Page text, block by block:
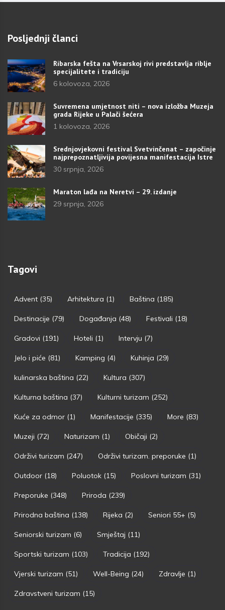
Posljednji članci
Ribarska fešta na Vrsarskoj rivi predstavlja riblje
specijalitete i tradiciju
6 kolovoza, 2026
Suvremena umjetnost niti – nova izložba Muzeja
grada Rijeke u Palači šećera
1 kolovoza, 2026
Srednjovjekovni festival Svetvinčenat – započinje
najprepoznatljivija povijesna manifestacija Istre
30 srpnja, 2026
Maraton lađa na Neretvi – 29. izdanje
29 srpnja, 2026
Tagovi
Advent (35) Arhitektura (1) Baština (185)
Destinacije (79) Događanja (48) Festivali (18)
Gradovi (191) Hoteli (1) Intervju (7)
Jelo i piće (81) Kamping (4) Kuhinja (29)
kulinarska baština (22) Kultura (307)
Kulturna baština (37) Kulturni turizam (252)
Kuće za odmor (1) Manifestacije (335) More (83)
Muzeji (72) Naturizam (1) Običaji (2)
Održivi turizam (247) Održivi turizam. preporuke (1)
Outdoor (18) Poluotok (15) Poslovni turizam (31)
Preporuke (348) Priroda (239)
Prirodna baština (138) Rijeka (2) Seniori 55+ (5)
Seniorski turizam (6) Smještaj (11)
Sportski turizam (103) Tradicija (192)
Vjerski turizam (51) Well-Being (24) Zdravlje (1)
Zdravstveni turizam (15)